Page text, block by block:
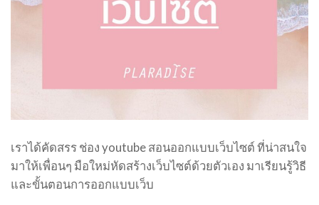
เราได้คัดสรร ช่อง youtube สอนออกแบบเว็บไซต์ ที่น่าสนใจ
มาให้เพื่อนๆ มือใหม่หัดสร้างเว็บไซต์ด้วยตัวเอง มาเรียนรู้วิธี
และขั้นตอนการออกแบบเว็บ